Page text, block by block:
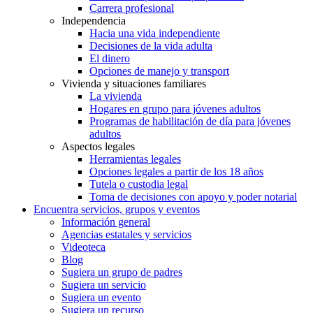
Carrera profesional
Independencia
Hacia una vida independiente
Decisiones de la vida adulta
El dinero
Opciones de manejo y transport
Vivienda y situaciones familiares
La vivienda
Hogares en grupo para jóvenes adultos
Programas de habilitación de día para jóvenes
adultos
Aspectos legales
Herramientas legales
Opciones legales a partir de los 18 años
Tutela o custodia legal
Toma de decisiones con apoyo y poder notarial
Encuentra servicios, grupos y eventos
Información general
Agencias estatales y servicios
Videoteca
Blog
Sugiera un grupo de padres
Sugiera un servicio
Sugiera un evento
Sugiera un recurso